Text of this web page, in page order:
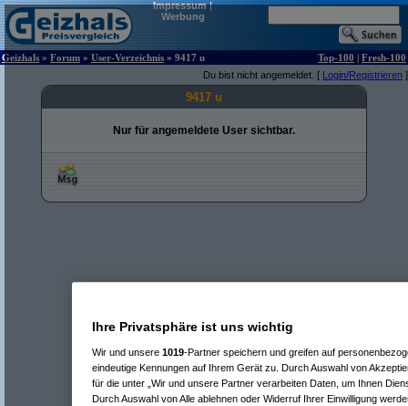
Impressum|
Werbung
Geizhals » Forum » User-Verzeichnis » 9417 u Top-100 | Fresh-100
Du bist nicht angemeldet. [ Login/Registrieren ]
9417 u
Nur für angemeldete User sichtbar.
Ihre Privatsphäre ist uns wichtig
Wir und unsere 1019-Partner speichern und greifen auf
eindeutige Kennungen auf Ihrem Gerät zu. Durch Auswahl von
für die unter „Wir und unsere Partner verarbeiten Daten, um Ihnen
Durch Auswahl von Alle ablehnen oder Widerruf Ihrer Einwilligung